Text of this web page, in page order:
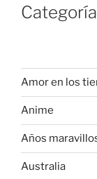
Amor en los
Anime
Años
Australia